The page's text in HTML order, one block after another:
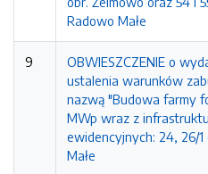
Radowo Małe
9
OBWIESZCZENIE o
ustalenia warunków
nazwą "Budowa farmy
MWp wraz z
ewidencyjnych: 24, 26/1
Małe